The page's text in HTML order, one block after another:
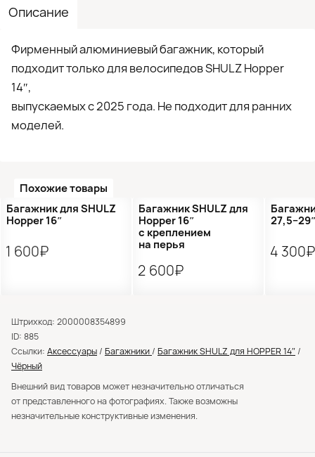
Описание
Фирменный алюминиевый багажник, который
подходит только для велосипедов SHULZ Hopper
14″,
выпускаемых с 2025 года. Не подходит для ранних
моделей.
Похожие товары
Багажник для SHULZ
Hopper 16″
1 600₽
Багажник SHULZ для
Hopper 16″
с креплением
на перья
2 600₽
4 300₽
Штрихкод: 2000008354899
ID: 885
Ссылки: Аксессуары / Багажники / Багажник SHULZ для HOPPER 14″ /
Чёрный
Внешний вид товаров может незначительно отличаться
от представленного на фотографиях. Также возможны
незначительные конструктивные изменения.